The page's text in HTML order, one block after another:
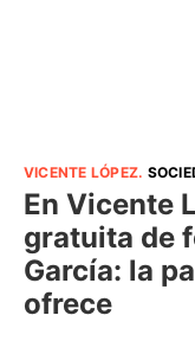
VICENTE LÓPEZ.
En Vicente
gratuita de
García: la
ofrece